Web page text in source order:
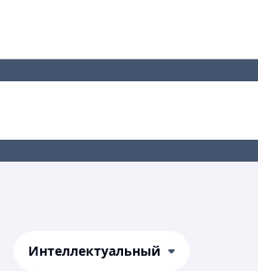
Интеллектуальный